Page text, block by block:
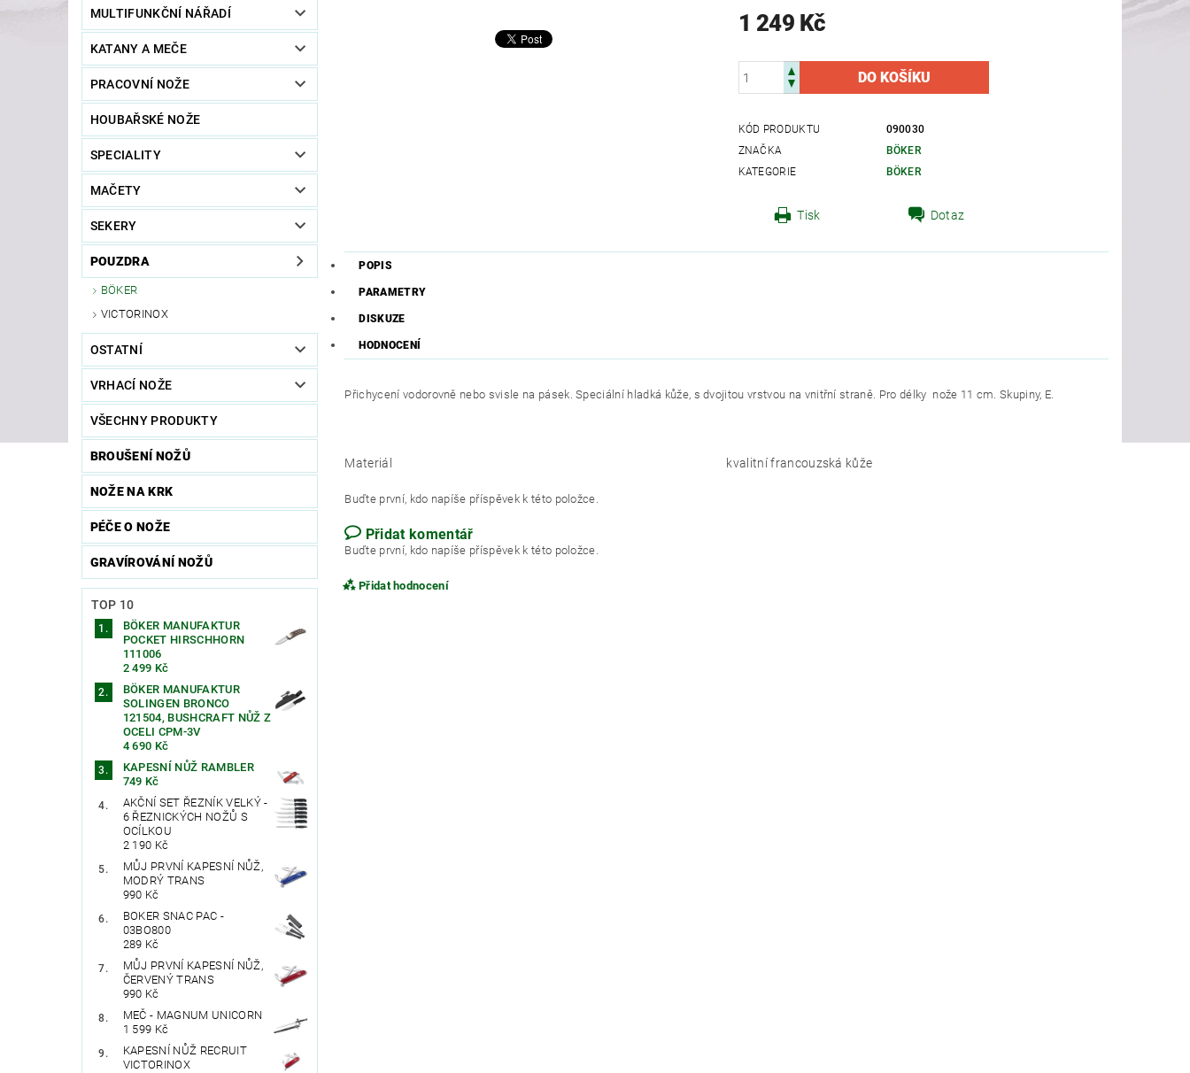
MULTIFUNKČNÍ NÁŘADÍ
KATANY A MEČE
PRACOVNÍ NOŽE
HOUBAŘSKÉ NOŽE
SPECIALITY
MAČETY
SEKERY
POUZDRA
BÖKER
VICTORINOX
OSTATNÍ
VRHACÍ NOŽE
VŠECHNY PRODUKTY
BROUŠENÍ NOŽŮ
NOŽE NA KRK
PÉČE O NOŽE
GRAVÍROVÁNÍ NOŽŮ
TOP 10
BÖKER MANUFAKTUR
POCKET HIRSCHHORN
111006
2 499 Kč
BÖKER MANUFAKTUR
SOLINGEN BRONCO
121504, BUSHCRAFT NŮŽ Z
OCELI CPM-3V
4 690 Kč
KAPESNÍ NŮŽ RAMBLER
749 Kč
AKČNÍ SET ŘEZNÍK VELKÝ -
6 ŘEZNICKÝCH NOŽŮ S
OCÍLKOU
2 190 Kč
MŮJ PRVNÍ KAPESNÍ NŮŽ,
MODRÝ TRANS
990 Kč
BOKER SNAC PAC -
03BO800
289 Kč
MŮJ PRVNÍ KAPESNÍ NŮŽ,
ČERVENÝ TRANS
990 Kč
MEČ - MAGNUM UNICORN
1 599 Kč
KAPESNÍ NŮŽ RECRUIT
VICTORINOX
1 249 Kč
KÓD PRODUKTU
090030
ZNAČKA
BÖKER
KATEGORIE
BÖKER
Tisk Dotaz
POPIS
PARAMETRY
DISKUZE
HODNOCENÍ
Přichycení vodorovně nebo svisle na pásek. Speciální hladká kůže, s dvojitou vrstvou na vnitřní straně. Pro délky nože 11 cm. Skupiny, E.
Materiál kvalitní francouzská kůže
Buďte první, kdo napíše příspěvek k této položce.
Přidat komentář
Buďte první, kdo napíše příspěvek k této položce.
Přidat hodnocení